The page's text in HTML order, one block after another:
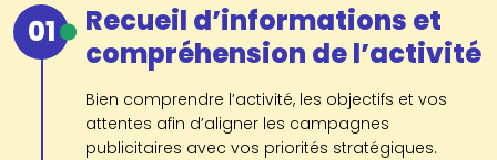
01
Recueil d’informations et
compréhension de l’activité
Bien comprendre l’activité, les objectifs et vos
attentes afin d’aligner les campagnes
publicitaires avec vos priorités stratégiques.